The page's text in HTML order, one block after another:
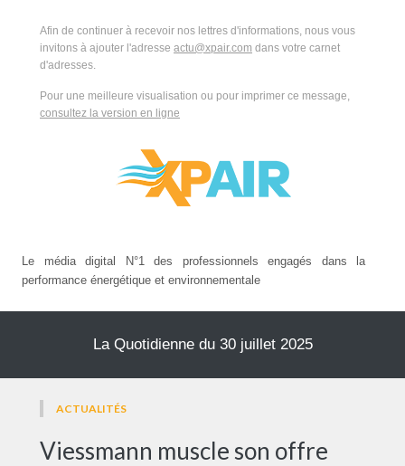
Afin de continuer à recevoir nos lettres d'informations, nous vous
invitons à ajouter l'adresse actu@xpair.com dans votre carnet
d'adresses.
Pour une meilleure visualisation ou pour imprimer ce message,
consultez la version en ligne
Le média digital N°1 des professionnels engagés dans la
performance énergétique et environnementale
La Quotidienne du 30 juillet 2025
ACTUALITÉS
Viessmann muscle son offre